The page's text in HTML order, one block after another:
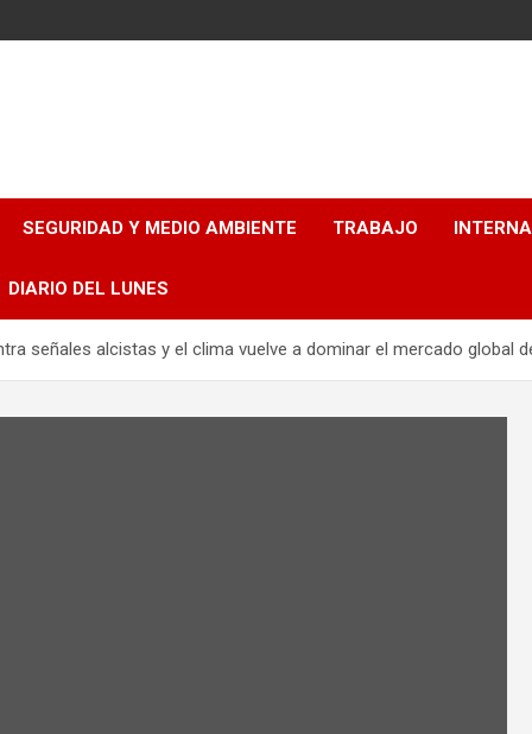
SEGURIDAD Y MEDIO AMBIENTE TRABAJO
DIARIO DEL LUNES
señales alcistas y el clima vuelve a dominar el mercado global